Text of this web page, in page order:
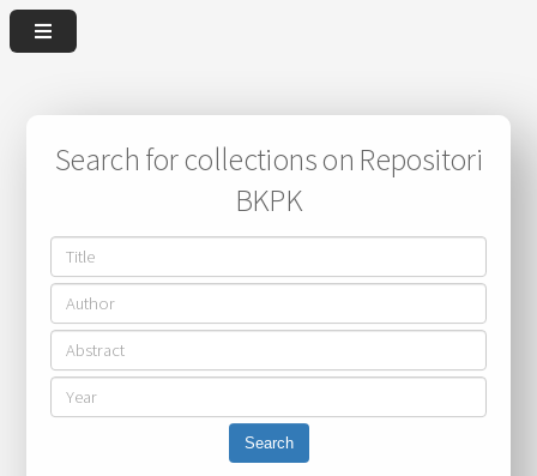
Search for collections on Repositori
BKPK
Search